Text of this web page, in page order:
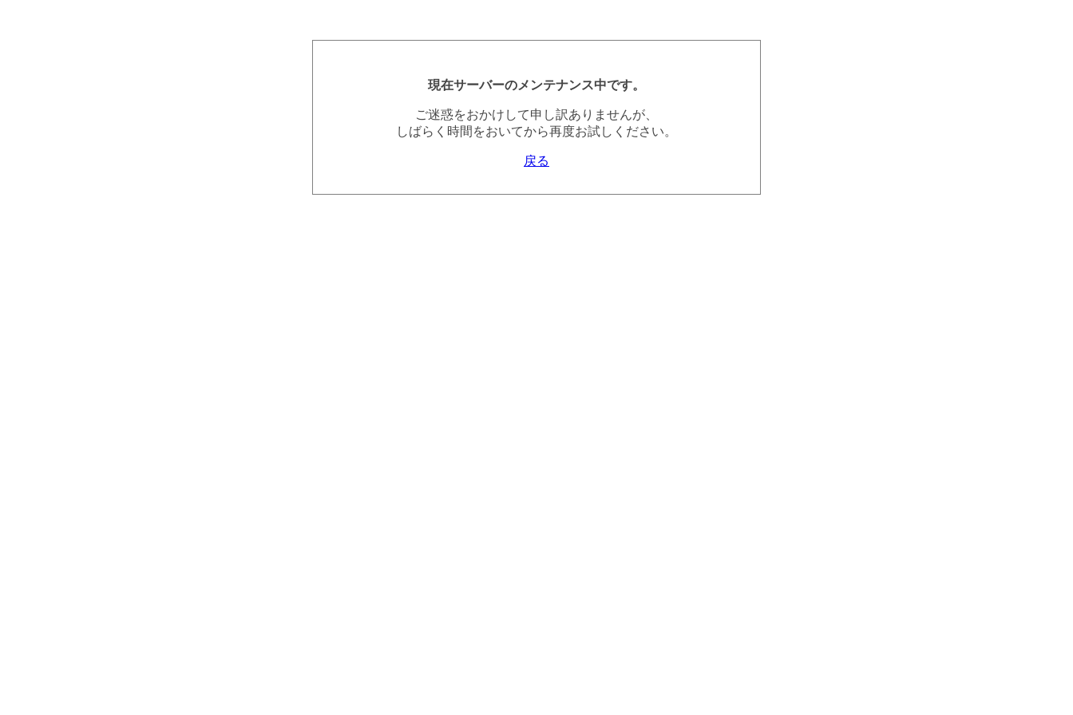
現在サーバーのメンテナンス中です。
ご迷惑をおかけして申し訳ありませんが、
しばらく時間をおいてから再度お試しください。
戻る